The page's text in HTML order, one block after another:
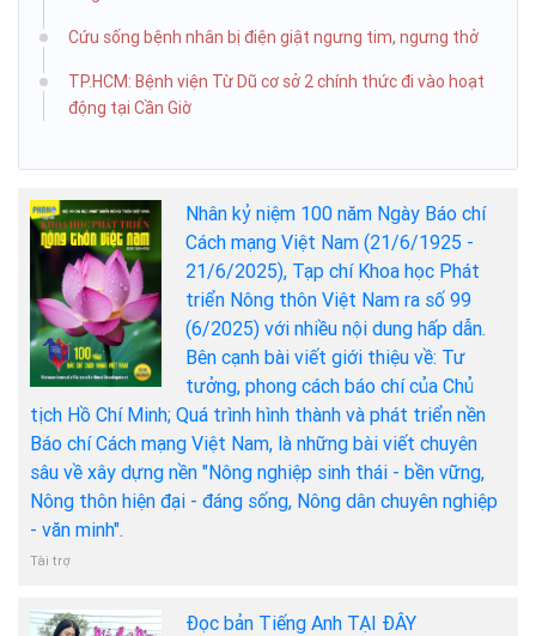
Cứu sống bệnh nhân bị điện giật ngưng tim, ngưng thở
TP.HCM: Bệnh viện Từ Dũ cơ sở 2 chính thức đi vào hoạt
động tại Cần Giờ
Nhân kỷ niệm 100 năm Ngày Báo chí
Cách mạng Việt Nam (21/6/1925 -
21/6/2025), Tạp chí Khoa học Phát
triển Nông thôn Việt Nam ra số 99
(6/2025) với nhiều nội dung hấp dẫn.
Bên cạnh bài viết giới thiệu về: Tư
tưởng, phong cách báo chí của Chủ
tịch Hồ Chí Minh; Quá trình hình thành và phát triển nền
Báo chí Cách mạng Việt Nam, là những bài viết chuyên
sâu về xây dựng nền "Nông nghiệp sinh thái - bền vững,
Nông thôn hiện đại - đáng sống, Nông dân chuyên nghiệp
- văn minh".
Tài trợ
Đọc bản Tiếng Anh TẠI ĐÂY